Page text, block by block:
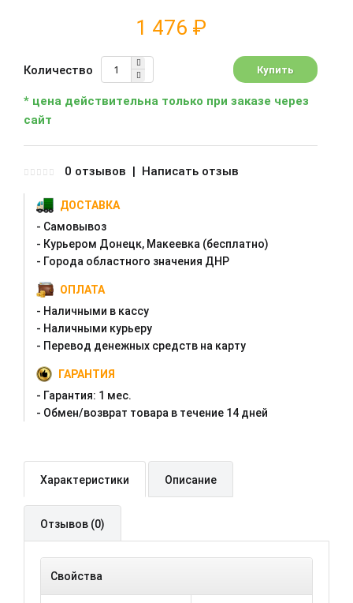
1 476 ₽
Количество
* цена действительна только при заказе через
сайт
0 отзывов | Написать отзыв
ДОСТАВКА
- Самовывоз
- Курьером Донецк, Макеевка (бесплатно)
- Города областного значения ДНР
ОПЛАТА
- Наличными в кассу
- Наличными курьеру
- Перевод денежных средств на карту
ГАРАНТИЯ
- Гарантия: 1 мес.
- Oбмен/возврат товара в течение 14 дней
Характеристики Описание
Отзывов (0)
Свойства